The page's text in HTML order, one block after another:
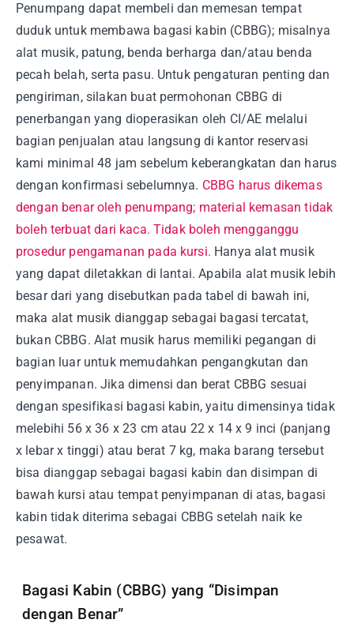
Penumpang dapat membeli dan memesan tempat
duduk untuk membawa bagasi kabin (CBBG); misalnya
alat musik, patung, benda berharga dan/atau benda
pecah belah, serta pasu. Untuk pengaturan penting dan
pengiriman, silakan buat permohonan CBBG di
penerbangan yang dioperasikan oleh CI/AE melalui
bagian penjualan atau langsung di kantor reservasi
kami minimal 48 jam sebelum keberangkatan dan harus
dengan konfirmasi sebelumnya. CBBG harus dikemas
dengan benar oleh penumpang; material kemasan tidak
boleh terbuat dari kaca. Tidak boleh mengganggu
prosedur pengamanan pada kursi. Hanya alat musik
yang dapat diletakkan di lantai. Apabila alat musik lebih
besar dari yang disebutkan pada tabel di bawah ini,
maka alat musik dianggap sebagai bagasi tercatat,
bukan CBBG. Alat musik harus memiliki pegangan di
bagian luar untuk memudahkan pengangkutan dan
penyimpanan. Jika dimensi dan berat CBBG sesuai
dengan spesifikasi bagasi kabin, yaitu dimensinya tidak
melebihi 56 x 36 x 23 cm atau 22 x 14 x 9 inci (panjang
x lebar x tinggi) atau berat 7 kg, maka barang tersebut
bisa dianggap sebagai bagasi kabin dan disimpan di
bawah kursi atau tempat penyimpanan di atas, bagasi
kabin tidak diterima sebagai CBBG setelah naik ke
pesawat.
Bagasi Kabin (CBBG) yang “Disimpan
dengan Benar”